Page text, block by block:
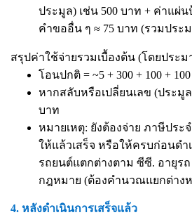
ประมูล) เช่น 500 บาท + ค่าแผ่
คำขออื่น ๆ ≈ 75 บาท (รวมประ
สรุปค่าใช้จ่ายรวมเบื้องต้น (โดยประ
โอนปกติ = ~5 + 300 + 100 +
หากสลับหรือเปลี่ยนเลข (ประมู
บาท
หมายเหตุ: ยังต้องจ่าย ภาษีประ
ให้แล้วเสร็จ หรือให้ครบก่อนด
รถยนต์แตกต่างตาม ซีซี. อายุร
กฎหมาย (ต้องคำนวณแยกต่าง
4. หลังดำเนินการเสร็จแล้ว